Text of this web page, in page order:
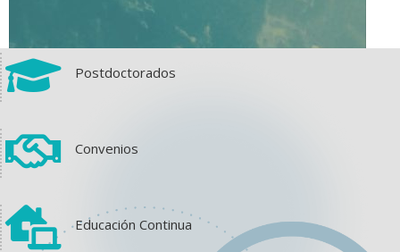
 Postdoctorados
 Convenios
 Educación Continua